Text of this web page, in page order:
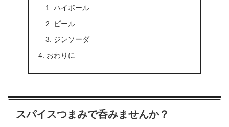
ハイボール
ビール
ジンソーダ
おわりに
スパイスつまみで呑みませんか？